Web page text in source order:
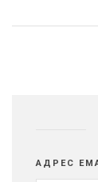
АДРЕС